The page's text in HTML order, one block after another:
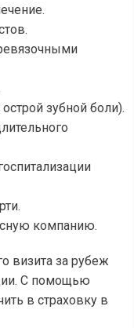
зубной боли).
компанию.
визита за рубеж
С помощью
в страховку в